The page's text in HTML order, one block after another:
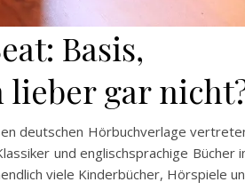
Basis,
lieber gar
deutschen Hörbuchverlage
und englischsprachige Bücher
viele Kinderbücher, Hörspiele